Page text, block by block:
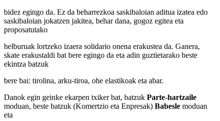
bidez egingo da. Ez da beharrezkoa saskibaloian aditua izatea edo
saskibaloian jokatzen jakitea, behar dana, gogoz egitea eta
proposatutako
helburuak lortzeko izaera solidario onena erakustea da. Ganera,
skate erakustaldi bat bere egingo da eta adin guztietarako beste
ekintza batzuk
bere bai: tirolina, arku-tiroa, ohe elastikoak eta abar.
Danok egin geinke ekarpen txiker bat, batzuk Parte-hartzaile
moduan, beste batzuk (Komertzio eta Enpresak) Babesle moduan
eta